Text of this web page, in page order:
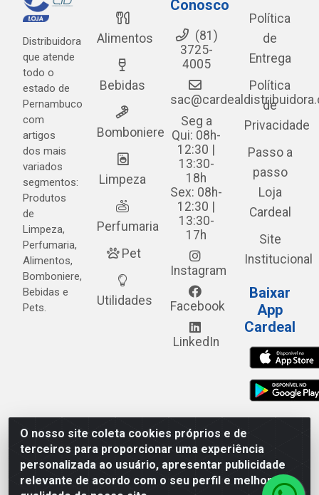
O nosso site coleta cookies próprios e de
terceiros para proporcionar uma experiência
personalizada ao usuário, apresentar publicidade
relevante de acordo com o seu perfil e melhorar a
Distribuidora
que atende
todo o
estado de
Pernambuco
com
artigos
dos mais
variados
segmentos:
Produtos
de
Limpeza,
Perfumaria,
Alimentos,
Bomboniere,
Bebidas e
Pets.
Alimentos
Bebidas
Bomboniere
Limpeza
Perfumaria
Pet
Utilidades
Conosco
(81)
3725-
4005
Seg a
Qui: 08h-
12:30 |
13:30-
18h
Sex: 08h-
12:30 |
13:30-
17h
Instagram
Facebook
LinkedIn
Política
de
Entrega
Política
de
Privacidade
Passo a
passo
Loja
Cardeal
Site
Institucional
Baixar
App
Cardeal
Cardeal Distribuidora - Estrada Alto do Moura, 582 - Alto
do Moura - Caruaru/PE - CEP 55.040-120 - CNPJ
05.253.499/0001-62